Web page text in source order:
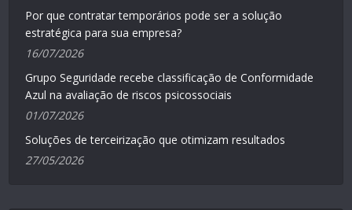
Por que contratar temporários pode ser a solução
estratégica para sua empresa?
16/07/2026
Grupo Seguridade recebe classificação de Conformidade
Azul na avaliação de riscos psicossociais
01/07/2026
Soluções de terceirização que otimizam resultados
27/05/2026